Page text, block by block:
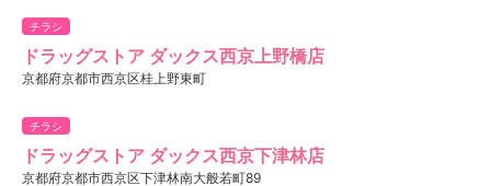
チラシ
ドラッグストア ダックス西京上野橋店
京都府京都市西京区桂上野東町
チラシ
ドラッグストア ダックス西京下津林店
京都府京都市西京区下津林南大般若町89